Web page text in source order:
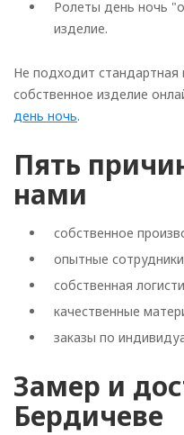
Ролеты день ночь
изделие.
Не подходит стандартная
собственное изделие
день ночь.
Пять
нами
собственное
опытные сотрудники
собственная
качественные
заказы по
Замер и
Бердичеве